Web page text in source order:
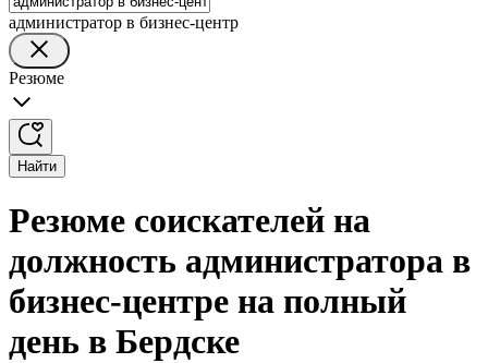
администратор в бизнес-центр
Резюме
Найти
Резюме соискателей на
должность администратора в
бизнес-центре на полный
день в Бердске